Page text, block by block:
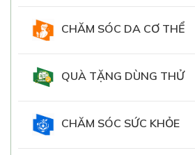
CHĂM SÓC DA CƠ THỂ
QUÀ TẶNG DÙNG THỬ
CHĂM SÓC SỨC KHỎE